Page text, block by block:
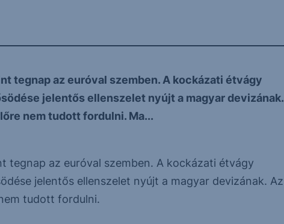
tegnap az euróval szemben. A kockázati étvágy
jelentős ellenszelet nyújt a magyar devizának.
nem tudott fordulni. Ma...
tegnap az euróval szemben. A kockázati étvágy
jelentős ellenszelet nyújt a magyar devizának. Az
tudott fordulni.